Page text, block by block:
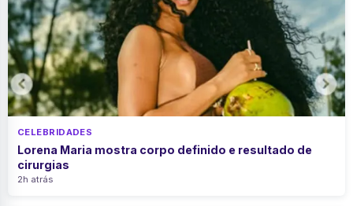
CELEBRIDADES
Lorena Maria mostra corpo definido e resultado de
cirurgias
2h atrás